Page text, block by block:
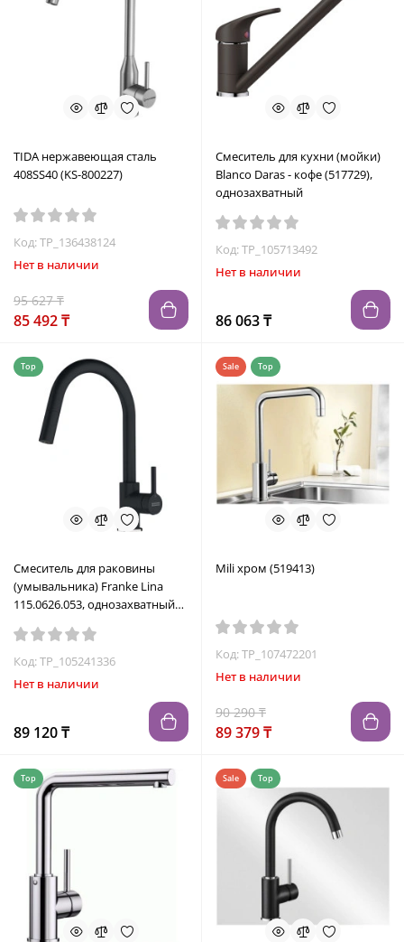
TIDA нержавеющая сталь
408SS40 (KS-800227)
Код: TP_136438124
Нет в наличии
95 627 ₸
85 492 ₸
Смеситель для кухни (мойки)
Blanco Daras - кофе (517729),
однозахватный
Код: TP_105713492
Нет в наличии
86 063 ₸
Top
Смеситель для раковины
(умывальника) Franke Lina
115.0626.053, однозахватный
Код: TP_105241336
Нет в наличии
89 120 ₸
Sale Top
Mili хром (519413)
Код: TP_107472201
Нет в наличии
90 290 ₸
89 379 ₸
Top Sale Top